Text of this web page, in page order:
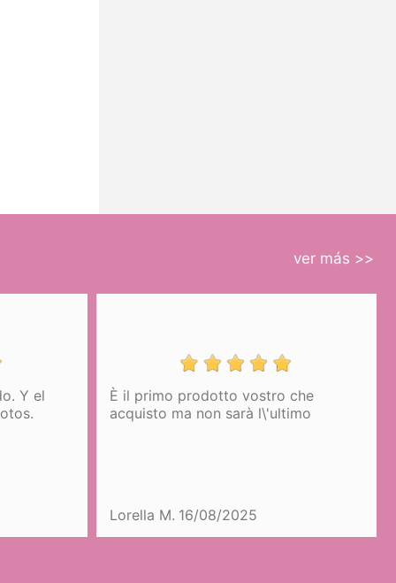
ver más >>
Y el
È il primo prodotto vostro che
acquisto ma non sarà l\'ultimo
Lorella M. 16/08/2025